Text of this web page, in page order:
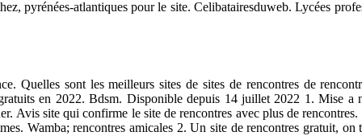
pyrénées-atlantiques pour le site. Celibatairesduweb. Lycées
Quelles sont les meilleurs sites de sites de rencontres de
en 2022. Bdsm. Disponible depuis 14 juillet 2022 1. Mise
Avis site qui confirme le site de rencontres avec plus de
Wamba; rencontres amicales 2. Un site de rencontres gratuit,